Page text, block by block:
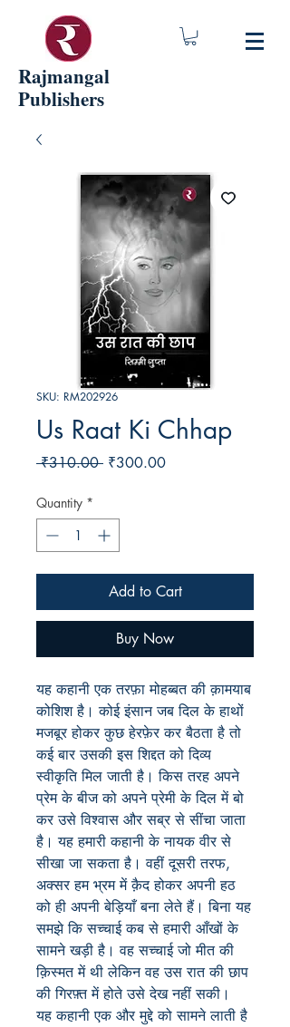
Rajmangal
Publishers
SKU: RM202926
Us Raat Ki Chhap
₹310.00 Regular
₹300.00Sale
Quantity *
Add to Cart
Buy Now
यह कहानी एक तरफ़ा मोहब्बत की क़ामयाब
कोशिश है। कोई इंसान जब दिल के हाथों
मजबूर होकर कुछ हेरफ़ेर कर बैठता है तो
कई बार उसकी इस शिद्दत को दिव्य
स्वीकृति मिल जाती है। किस तरह अपने
प्रेम के बीज को अपने प्रेमी के दिल में बो
कर उसे विश्वास और सब्र से सींचा जाता
है। यह हमारी कहानी के नायक वीर से
सीखा जा सकता है। वहीं दूसरी तरफ,
अक्सर हम भ्रम में क़ैद होकर अपनी हठ
को ही अपनी बेड़ियाँ बना लेते हैं। बिना यह
समझे कि सच्चाई कब से हमारी आँखों के
सामने खड़ी है। वह सच्चाई जो मीत की
क़िस्मत में थी लेकिन वह उस रात की छाप
की गिरफ़्त में होते उसे देख नहीं सकी।
यह कहानी एक और मुद्दे को सामने लाती है